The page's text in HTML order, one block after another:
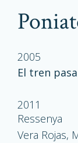
2005
El tren
2011
Ressenya
Vera Rojas,